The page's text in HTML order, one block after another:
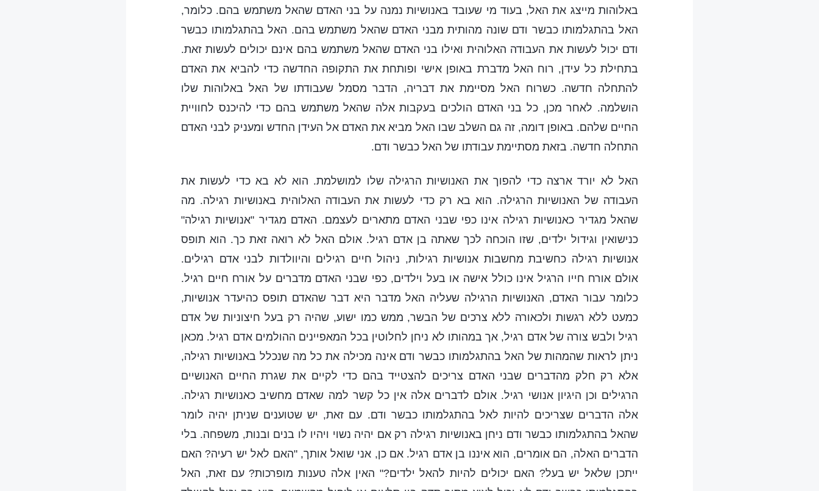
באלוהות מייצג את האל, בעוד מי שעובד באנושיות נמנה על בני האדם שהאל משתמש בהם. כלומר,
האל בהתגלמותו כבשר ודם שונה מהותית מבני האדם שהאל משתמש בהם. האל בהתגלמותו כבשר
ודם יכול לעשות את העבודה האלוהית ואילו בני האדם שהאל משתמש בהם אינם יכולים לעשות זאת.
בתחילת כל עידן, רוח האל מדברת באופן אישי ופותחת את התקופה החדשה כדי להביא את האדם
להתחלה חדשה. כשרוח האל מסיימת את דבריה, הדבר מסמל שעבודתו של האל באלוהות שלו
הושלמה. לאחר מכן, כל בני האדם הולכים בעקבות אלה שהאל משתמש בהם כדי להיכנס לחוויית
החיים שלהם. באופן דומה, זה גם השלב שבו האל מביא את האדם אל העידן החדש ומעניק לבני האדם
התחלה חדשה. בזאת מסתיימת עבודתו של האל כבשר ודם.
האל לא יורד ארצה כדי להפוך את האנושיות הרגילה שלו למושלמת. הוא לא בא כדי לעשות את
העבודה של האנושיות הרגילה. הוא בא רק כדי לעשות את העבודה האלוהית באנושיות רגילה. מה
שהאל מגדיר כאנושיות רגילה אינו כפי שבני האדם מתארים לעצמם. האדם מגדיר "אנושיות רגילה"
כנישואין וגידול ילדים, שזו הוכחה לכך שאתה בן אדם רגיל. אולם האל לא רואה זאת כך. הוא תופס
אנושיות רגילה כחשיבת מחשבות אנושיות רגילות, ניהול חיים רגילים והיוולדות לבני אדם רגילים.
אולם אורח חייו הרגיל אינו כולל אישה או בעל וילדים, כפי שבני האדם מדברים על אורח חיים רגיל.
כלומר עבור האדם, האנושיות הרגילה שעליה האל מדבר היא דבר שהאדם תופס כהיעדר אנושיות,
כמעט ללא רגשות ולכאורה ללא צרכים של הבשר, ממש כמו ישוע, שהיה רק בעל חיצוניות של אדם
רגיל ולבש צורה של אדם רגיל, אך במהותו לא ניחן לחלוטין בכל המאפיינים ההולמים אדם רגיל. מכאן
ניתן לראות שהמהות של האל בהתגלמותו כבשר ודם אינה מכילה את כל מה שנכלל באנושיות רגילה,
אלא רק חלק מהדברים שבני האדם צריכים להצטייד בהם כדי לקיים את שגרת החיים האנושיים
הרגילים וכן היגיון אנושי רגיל. אולם לדברים אלה אין כל קשר למה שאדם מחשיב כאנושיות רגילה.
אלה הדברים שצריכים להיות לאל בהתגלמותו כבשר ודם. עם זאת, יש שטוענים שניתן יהיה לומר
שהאל בהתגלמותו כבשר ודם ניחן באנושיות רגילה רק אם יהיה נשוי ויהיו לו בנים ובנות, משפחה. בלי
הדברים האלה, הם אומרים, הוא איננו בן אדם רגיל. אם כן, אני שואל אותך, "האם לאל יש רעיה? האם
ייתכן שלאל יש בעל? האם יכולים להיות להאל ילדים?" האין אלה טענות מופרכות? עם זאת, האל